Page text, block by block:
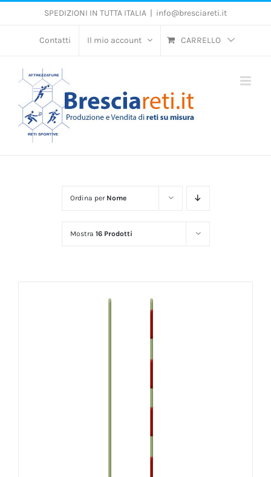
Salta
SPEDIZIONI IN TUTTA ITALIA | info@bresciareti.it
Contatti Il mio account CARRELLO
Ordina per Nome
Mostra 16 Prodotti